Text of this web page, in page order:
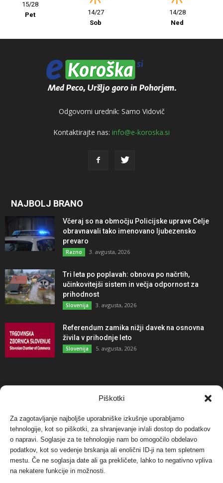
Piškotki
Za zagotavljanje najboljše uporabniške izkušnje uporabljamo
tehnologije, kot so piškotki, za shranjevanje in/ali dostop do podatkov
o napravi. Soglasje za te tehnologije nam bo omogočilo obdelavo
podatkov, kot so vedenje brskanja ali enolični ID-ji na tem spletnem
mestu. Če ne soglasja date ali ga prekličete, lahko to negativno vpliva
na nekatere funkcije in možnosti.
15/28
Pet
14/27
Sob
14/28
Ned
Odgovorni urednik: Samo Vidovič
Kontaktirajte nas: info@e-koroska.si
NAJBOLJ BRANO
Včeraj so na območju Policijske uprave Celje
obravnavali tako imenovano ljubezensko
prevaro
Razno 3. avgusta, 2026
Tri leta po poplavah: obnova po načrtih,
učinkovitejši sistem in večja odpornost za
prihodnost
Slovenija 3. avgusta, 2026
Referendum zamika nižji davek na osnovna
živila v prihodnje leto
Slovenija 5. avgusta, 2026
NAJBOLJ KOMENTIRANO
Protest proti vetrnim elektrarnam na Ojstrici, v
svetu pa vedno bolj...
Dogodki 12. maja, 2017
Tožilstvo v Celovcu v korist elektrarnam
Verbund